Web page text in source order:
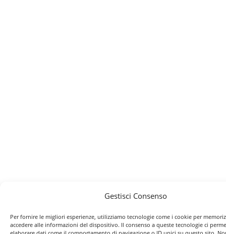
Gestisci Consenso
Per fornire le migliori esperienze, utilizziamo tecnologie come i cookie per
accedere alle informazioni del dispositivo. Il consenso a queste tecnologie ci